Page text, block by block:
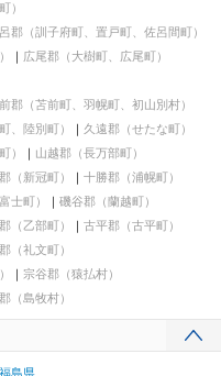
）
郡（訓子府町、置戸町、佐呂間町）
広尾郡（大樹町、広尾町）
郡（苫前町、羽幌町、初山別村）
、陸別町）
久遠郡（せたな町）
）
山越郡（長万部町）
（新冠町）
十勝郡（浦幌町）
士町）
磯谷郡（蘭越町）
（乙部町）
古平郡（古平町）
（礼文町）
宗谷郡（猿払村）
（島牧村）
福島県